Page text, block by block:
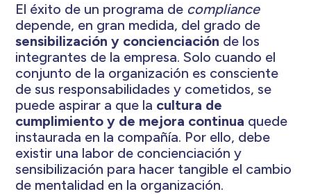
El éxito de un programa de compliance
depende, en gran medida, del grado de
sensibilización y concienciación de los
integrantes de la empresa. Solo cuando el
conjunto de la organización es consciente
de sus responsabilidades y cometidos, se
puede aspirar a que la cultura de
cumplimiento y de mejora continua quede
instaurada en la compañía. Por ello, debe
existir una labor de concienciación y
sensibilización para hacer tangible el cambio
de mentalidad en la organización.